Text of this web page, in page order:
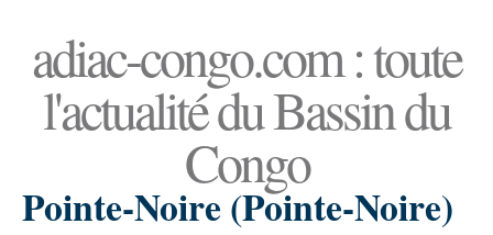
adiac-congo.com : toute
l'actualité du Bassin du
Congo
Pointe-Noire (Pointe-Noire)